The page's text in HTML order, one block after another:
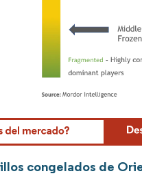
© Mordor Intelligence. El uso
congelados de